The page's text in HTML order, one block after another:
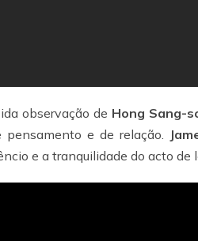
observação de Hong Sang-
e de relação.
e a tranquilidade do acto de